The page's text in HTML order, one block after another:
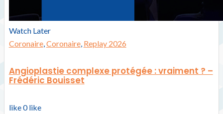
Watch Later
Coronaire,Coronaire, Replay 2026
Angioplastie complexe protégée : vraiment ? –
Frédéric Bouisset
like0 like